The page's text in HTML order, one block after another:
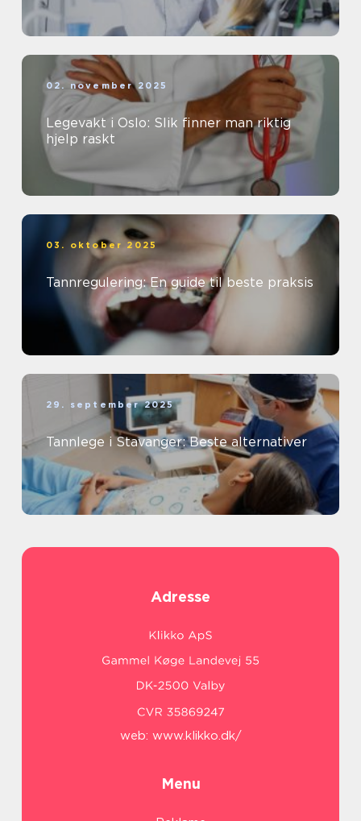
02. november 2025
Legevakt i Oslo: Slik finner man riktig
hjelp raskt
03. oktober 2025
Tannregulering: En guide til beste praksis
29. september 2025
Tannlege i Stavanger: Beste alternativer
Adresse
web: www.klikko.dk/
Menu